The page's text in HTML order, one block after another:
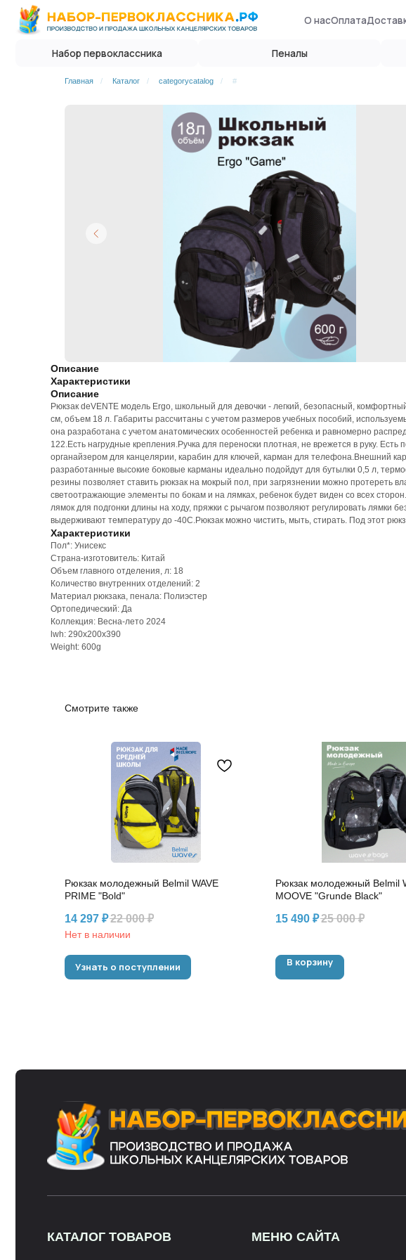
ОплатаДоставкаНовости
Набор первоклассника Пеналы
Главная / Каталог / categorycatalog / #
Описание
Характеристики
Описание
Рюкзак deVENTE модель Ergo, школьный для девочки - легкий, безопасный,
см, объем 18 л. Габариты рассчитаны с учетом размеров учебных пособий,
она разработана с учетом анатомических особенностей ребенка и равномерно
122.Есть нагрудные крепления.Ручка для переноски плотная, не врежется в руку.
органайзером для канцелярии, карабин для ключей, карман для телефона.Внешний
разработанные высокие боковые карманы идеально подойдут для бутылки 0,5 л,
резины позволяет ставить рюкзак на мокрый пол, при загрязнении можно протереть
светоотражающие элементы по бокам и на лямках, ребенок будет виден со всех
лямок для подгонки длины на ходу, пряжки с рычагом позволяют регулировать лямки
выдерживают температуру до -40С.Рюкзак можно чистить, мыть, стирать. Под этот
Характеристики
Пол*: Унисекс
Страна-изготовитель: Китай
Объем главного отделения, л: 18
Количество внутренних отделений: 2
Материал рюкзака, пенала: Полиэстер
Ортопедический: Да
Коллекция: Весна-лето 2024
lwh: 290x200x390
Weight: 600g
Смотрите также
Рюкзак молодежный Belmil WAVE
PRIME "Bold"
14 297 ₽22 000 ₽
Нет в наличии
Узнать о поступлении
Рюкзак молодежный Belmil
MOOVE "Grunde Black"
15 490 ₽25 000 ₽
В корзину
КАТАЛОГ ТОВАРОВ
В оформлении сайта использованы фотографии и материалы принадлежащие ИП Данцин Сергей
партнёров. Если вы хотите воспользоваться нашими материалами, напишите нам на
Наборы первоклассников
Канцелярские товары
Пеналы
Глобусы
Скидки и акции
Галерея
Новости
Доставка
Возврат
Статьи